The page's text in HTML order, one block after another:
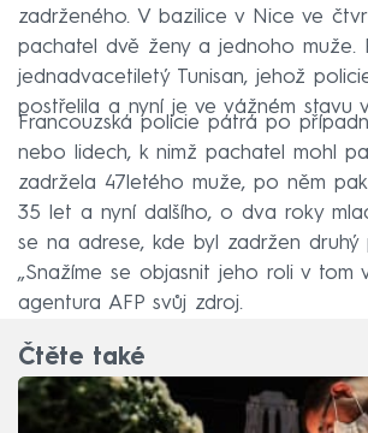
zadrženého. V bazilice v Nice ve
pachatel dvě ženy a jednoho muže.
jednadvacetiletý Tunisan, jehož
postřelila a nyní je ve vážném stavu
Francouzská policie pátrá po
nebo lidech, k nimž pachatel mohl
zadržela 47letého muže, po něm
35 let a nyní dalšího, o dva roky
se na adrese, kde byl zadržen druhý
„Snažíme se objasnit jeho roli v tom
agentura AFP svůj zdroj.
Čtěte také